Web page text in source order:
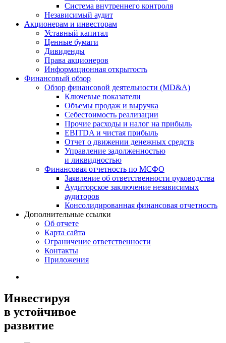
Система внутреннего контроля
Независимый аудит
Акционерам и инвесторам
Уставный капитал
Ценные бумаги
Дивиденды
Права акционеров
Информационная открытость
Финансовый обзор
Обзор финансовой деятельности (MD&A)
Ключевые показатели
Объемы продаж и выручка
Себестоимость реализации
Прочие расходы и налог на прибыль
EBITDA и чистая прибыль
Отчет о движении денежных средств
Управление задолженностью
и ликвидностью
Финансовая отчетность по МСФО
Заявление об ответственности руководства
Аудиторское заключение независимых
аудиторов
Консолидированная финансовая отчетность
Дополнительные ссылки
Об отчете
Карта сайта
Ограничение ответственности
Контакты
Приложения
Инвестируя
в устойчивое
развитие